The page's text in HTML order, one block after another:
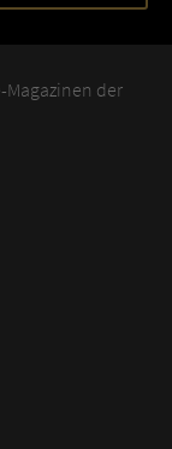
der